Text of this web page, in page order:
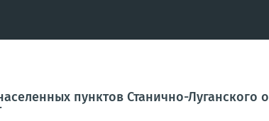
пунктов Станично-Луганского